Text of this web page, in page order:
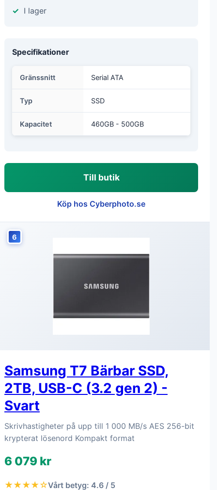
I lager
Specifikationer
Gränssnitt Serial ATA
Typ SSD
Kapacitet 460GB - 500GB
Till butik
Köp hos Cyberphoto.se
6
Samsung T7 Bärbar SSD,
2TB, USB-C (3.2 gen 2) -
Svart
Skrivhastigheter på upp till 1 000 MB/s AES 256-bit
krypterat lösenord Kompakt format
6 079 kr
★★★★☆Vårt betyg: 4.6 / 5